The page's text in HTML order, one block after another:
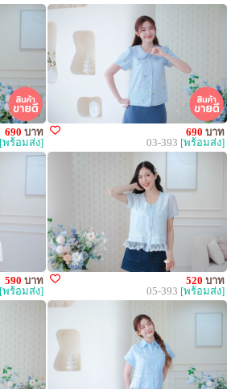
690 บาท
[พร้อมส่ง]
690 บาท
03-393 [พร้อมส่ง]
590 บาท
[พร้อมส่ง]
520 บาท
05-393 [พร้อมส่ง]